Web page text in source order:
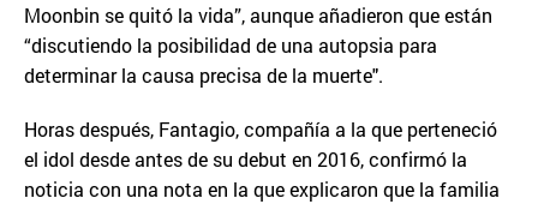
Moonbin se quitó la vida”, aunque añadieron que están
“discutiendo la posibilidad de una autopsia para
determinar la causa precisa de la muerte".
Horas después, Fantagio, compañía a la que perteneció
el idol desde antes de su debut en 2016, confirmó la
noticia con una nota en la que explicaron que la familia